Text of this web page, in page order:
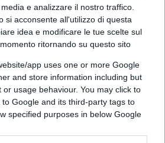
e analizzare il nostro traffico.
si acconsente all'utilizzo di questa
idea e modificare le tue scelte sul
ritornando su questo sito
app uses one or more Google
and store information including but
or usage behaviour. You may click to
Google and its third-party tags to
specified purposes in below Google
teoria diJuan Carlos Sosa
noto tra l’altro per
a denunciare al Tribunale
il governo Chávez per
e terrorismo di stato,
lo considerava una